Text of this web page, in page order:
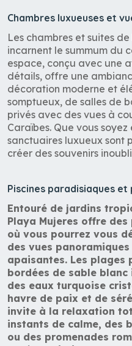
Chambres luxueuses et
Les chambres et suites
incarnent le summum du
espace, conçu avec une
détails, offre une
décoration moderne et
somptueux, de salles de
privés avec des vues à
Caraïbes. Que vous
sanctuaires luxueux sont
créer des souvenirs
Piscines paradisiaques
Entouré de jardins
Playa Mujeres offre
où vous pourrez vous
des vues
apaisantes. Les plages
bordées de sable
des eaux turquoise
havre de paix et de
invite à la relaxation
instants de calme, des
ou des promenades